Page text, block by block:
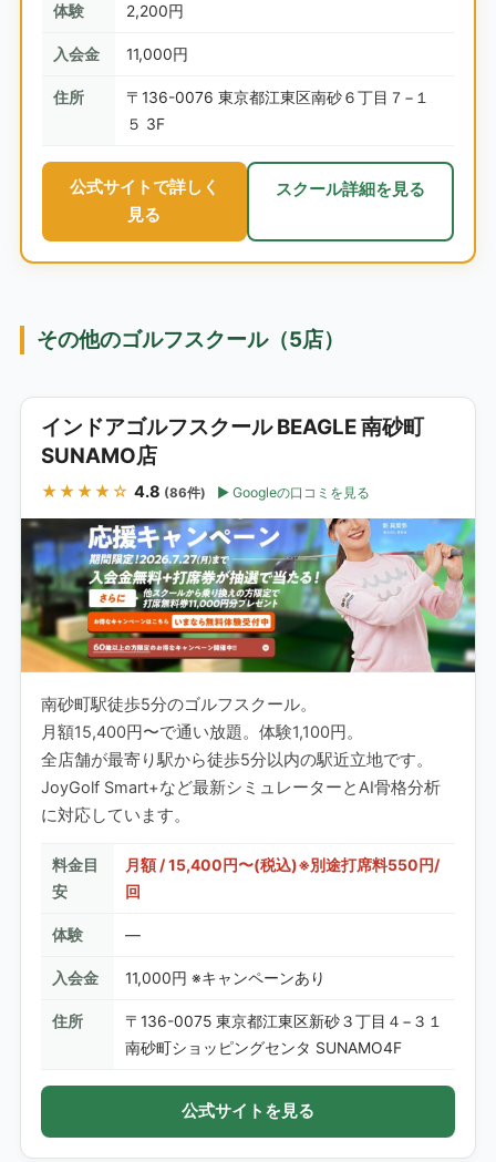
体験 2,200円
入会金 11,000円
住所
〒136-0076 東京都江東区南砂６丁目７−１
５ 3F
公式サイトで詳しく
見る
スクール詳細を見る
その他のゴルフスクール（5店）
インドアゴルフスクール BEAGLE 南砂町
SUNAMO店
★★★★☆ 4.8 (86件) Googleの口コミを見る
南砂町駅徒歩5分のゴルフスクール。
月額15,400円〜で通い放題。体験1,100円。
全店舗が最寄り駅から徒歩5分以内の駅近立地です。
JoyGolf Smart+など最新シミュレーターとAI骨格分析
に対応しています。
料金目
安
月額 / 15,400円〜(税込)※別途打席料550円/
回
体験 —
入会金 11,000円 ※キャンペーンあり
住所
〒136-0075 東京都江東区新砂３丁目４−３１
南砂町ショッピングセンタ SUNAMO4F
公式サイトを見る